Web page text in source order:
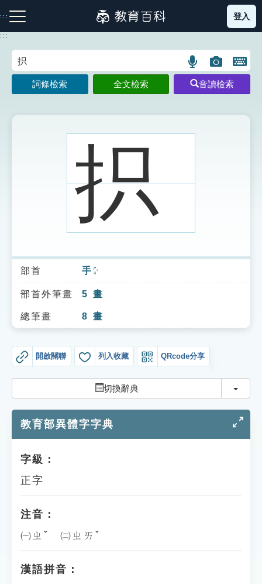
到
主
:::
注音索引圖示 筆畫索引圖示 部首索引表圖示
索引選單
知識索引
單字索引
貓頭鷹博士
登入
:::
語
言
搜
示
圖
片
搜
開
鍵
圖
詞條檢索 全文檢索 音讀檢索
抧
部首 手 ㄕㄡˇ
部首外筆畫 5 畫
總筆畫 8 畫
開啟關聯 列入收藏 QRcode分享
切換辭典 切換
教育部異體字字典
字級：
正字
注音：
㈠ㄓˇ ㈡ㄓㄞˇ
漢語拼音：